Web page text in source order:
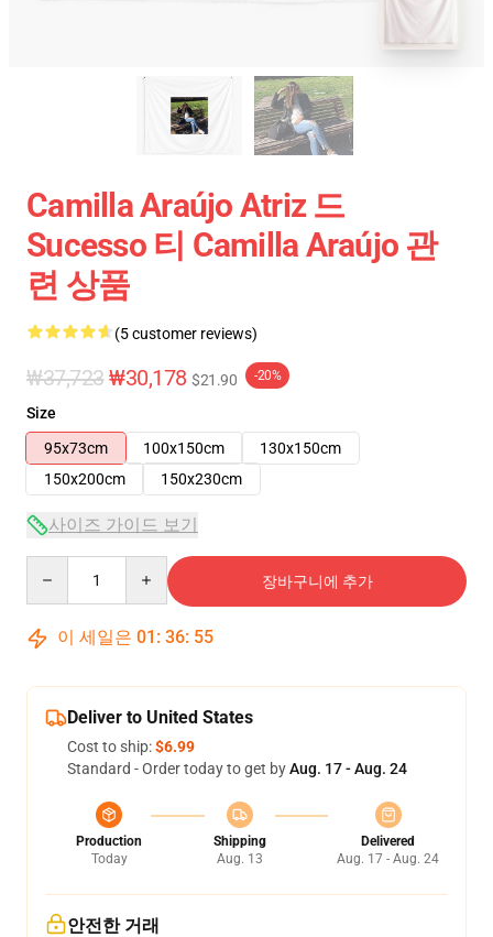
Camilla Araújo Atriz 드
Sucesso 티 Camilla Araújo 관
련 상품
(5 customer reviews)
₩37,723 ₩30,178 $21.90 -20%
Size
95x73cm
100x150cm
130x150cm
150x200cm
150x230cm
사이즈 가이드 보기
장바구니에 추가
이 세일은 01 : 36: 54
Deliver to United States
Cost to ship:$6.99
Standard - Order today to get byAug. 17 - Aug. 24
Production
Today
Shipping
Aug. 13
Delivered
Aug. 17 - Aug. 24
안전한 거래